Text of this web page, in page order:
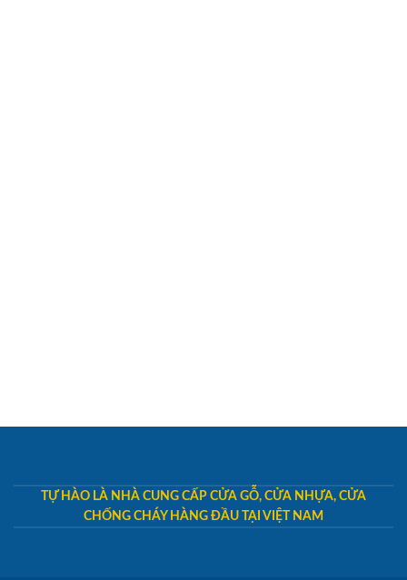
TỰ HÀO LÀ NHÀ CUNG CẤP CỬA GỖ, CỬA NHỰA, CỬA
CHỐNG CHÁY HÀNG ĐẦU TẠI VIỆT NAM